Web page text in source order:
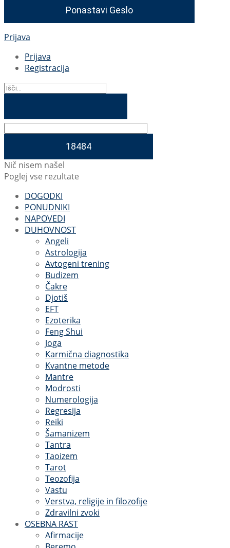
Prijava
Prijava
Registracija
Nič nisem našel
Poglej vse rezultate
DOGODKI
PONUDNIKI
NAPOVEDI
DUHOVNOST
Angeli
Astrologija
Avtogeni trening
Budizem
Čakre
Djotiš
EFT
Ezoterika
Feng Shui
Joga
Karmična diagnostika
Kvantne metode
Mantre
Modrosti
Numerologija
Regresija
Reiki
Šamanizem
Tantra
Taoizem
Tarot
Teozofija
Vastu
Verstva, religije in filozofije
Zdravilni zvoki
OSEBNA RAST
Afirmacije